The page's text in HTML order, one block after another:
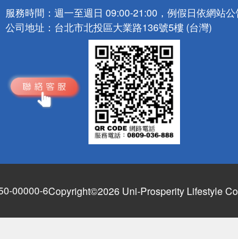
服務時間： 週一至週日 09:00-21:00，例假日依網站
公司地址： 台北市北投區大業路136號5樓 (台灣)
00000-6Copyright©2026 Uni-Prosperity Lifestyle